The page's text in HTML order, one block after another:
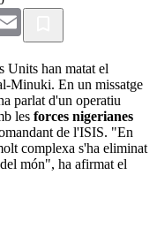
Email
Units han matat el
Minuki. En un missatge
parlat d'un operatiu
les forces nigerianes
de l'ISIS. "En
complexa s'ha eliminat
món", ha afirmat el